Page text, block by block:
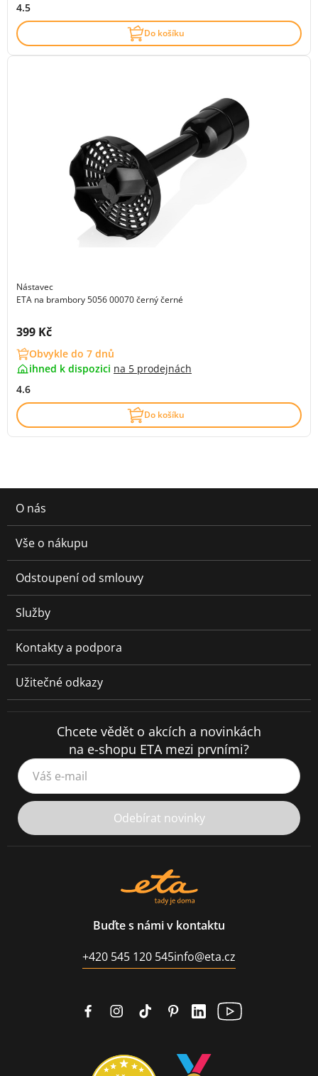
4.5
Do košíku
Nástavec
ETA na brambory 5056 00070 černý černé
Cena s DPH:
399 Kč
Obvykle do 7 dnů
ihned k dispozici na 5 prodejnách
4.6
Do košíku
O nás
Vše o nákupu
Odstoupení od smlouvy
Služby
Kontakty a podpora
Užitečné odkazy
Chcete vědět o akcích a novinkách
na e-shopu ETA mezi prvními?
Váš e-mail
Odebírat novinky
Buďte s námi v kontaktu
+420 545 120 545info@eta.cz